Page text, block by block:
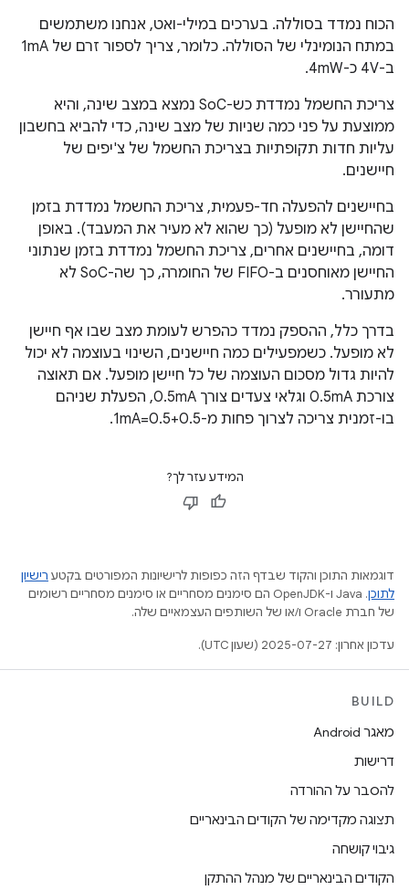
הכוח נמדד בסוללה. בערכים במילי-ואט, אנחנו משתמשים
במתח הנומינלי של הסוללה. כלומר, צריך לספור זרם של 1mA
ב-4V כ-4mW.
צריכת החשמל נמדדת כש-SoC נמצא במצב שינה, והיא
ממוצעת על פני כמה שניות של מצב שינה, כדי להביא בחשבון
עליות חדות תקופתיות בצריכת החשמל של צ'יפים של
חיישנים.
בחיישנים להפעלה חד-פעמית, צריכת החשמל נמדדת בזמן
שהחיישן לא מופעל (כך שהוא לא מעיר את המעבד). באופן
דומה, בחיישנים אחרים, צריכת החשמל נמדדת בזמן שנתוני
החיישן מאוחסנים ב-FIFO של החומרה, כך שה-SoC לא
מתעורר.
בדרך כלל, ההספק נמדד כהפרש לעומת מצב שבו אף חיישן
לא מופעל. כשמפעילים כמה חיישנים, השינוי בעוצמה לא יכול
להיות גדול מסכום העוצמה של כל חיישן מופעל. אם תאוצה
צורכת 0.5mA וגלאי צעדים צורך 0.5mA, הפעלת שניהם
בו-זמנית צריכה לצרוך פחות מ-0.5+0.5=1mA.
המידע עזר לך?
דוגמאות התוכן והקוד שבדף הזה כפופות לרישיונות המפורטים בקטע רישיון
לתוכן
.‏ Java ו-OpenJDK הם סימנים מסחריים או סימנים מסחריים רשומים
של חברת Oracle ו/או של השותפים העצמאיים שלה.
עדכון אחרון: 2025-07-27 (שעון UTC).
BUILD
מאגר Android
דרישות
להסבר על ההורדה
תצוגה מקדימה של הקודים הבינאריים
גיבוי קושחה
הקודים הבינאריים של מנהל ההתקן